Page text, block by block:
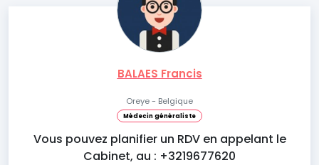
BALAES Francis
Oreye - Belgique
Médecin généraliste
Vous pouvez planifier un RDV en appelant le
Cabinet, au : +3219677620